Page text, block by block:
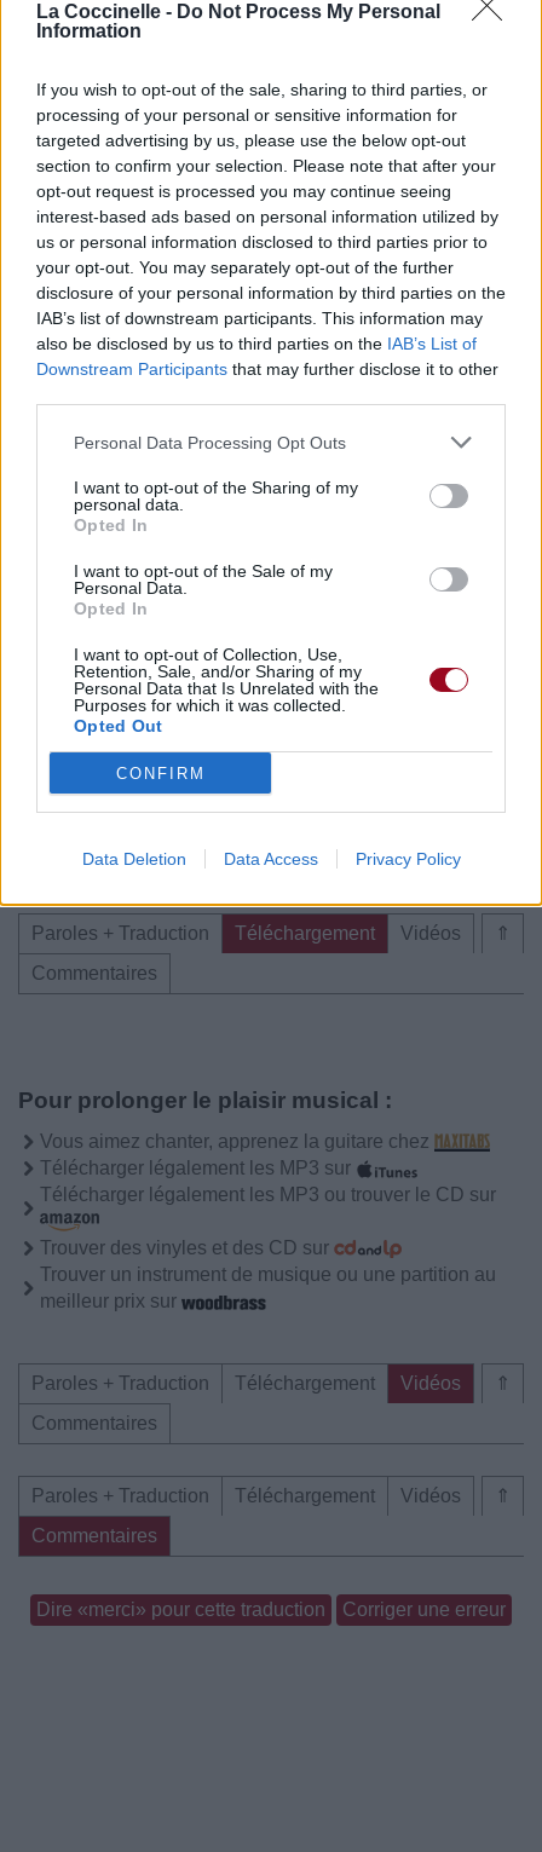
La Coccinelle - Do Not Process My Personal
Information
If you wish to opt-out of the sale, sharing to third parties, or
processing of your personal or sensitive information for
targeted advertising by us, please use the below opt-out
section to confirm your selection. Please note that after your
opt-out request is processed you may continue seeing
interest-based ads based on personal information utilized by
us or personal information disclosed to third parties prior to
your opt-out. You may separately opt-out of the further
disclosure of your personal information by third parties on the
IAB’s list of downstream participants. This information may
also be disclosed by us to third parties on the IAB’s List of
Downstream Participants that may further disclose it to other
Personal Data Processing Opt Outs
I want to opt-out of the Sharing of my
personal data.
Opted In
I want to opt-out of the Sale of my
Personal Data.
Opted In
I want to opt-out of Collection, Use,
Retention, Sale, and/or Sharing of my
Personal Data that Is Unrelated with the
Purposes for which it was collected.
Opted Out
CONFIRM
Data Deletion Data Access Privacy Policy
Swaying next to me
Balançant autour de moi
Le monde/tout neuf/ t’attend
Wait for me…
Attends-moi…
Wait for me.
Attends-moi.
Publié parMellister 14443 4 5 7 le 17 janvier 2018 à
Chanteurs :
Albums : Sky Alive
⇑
Paroles + Traduction Téléchargement
Vidéos
Commentaires
Pour prolonger le plaisir musical :
Vous aimez chanter, apprenez la guitare chez
Télécharger légalement les MP3 sur
Télécharger légalement les MP3 ou trouver le CD sur
Trouver des vinyles et des CD sur
Trouver un instrument de musique ou une partition au
meilleur prix sur
⇑
Paroles + Traduction Téléchargement
Vidéos
Commentaires
⇑
Paroles + Traduction Téléchargement
Vidéos
Commentaires
Dire «merci» pour cette traduction Corriger une erreur